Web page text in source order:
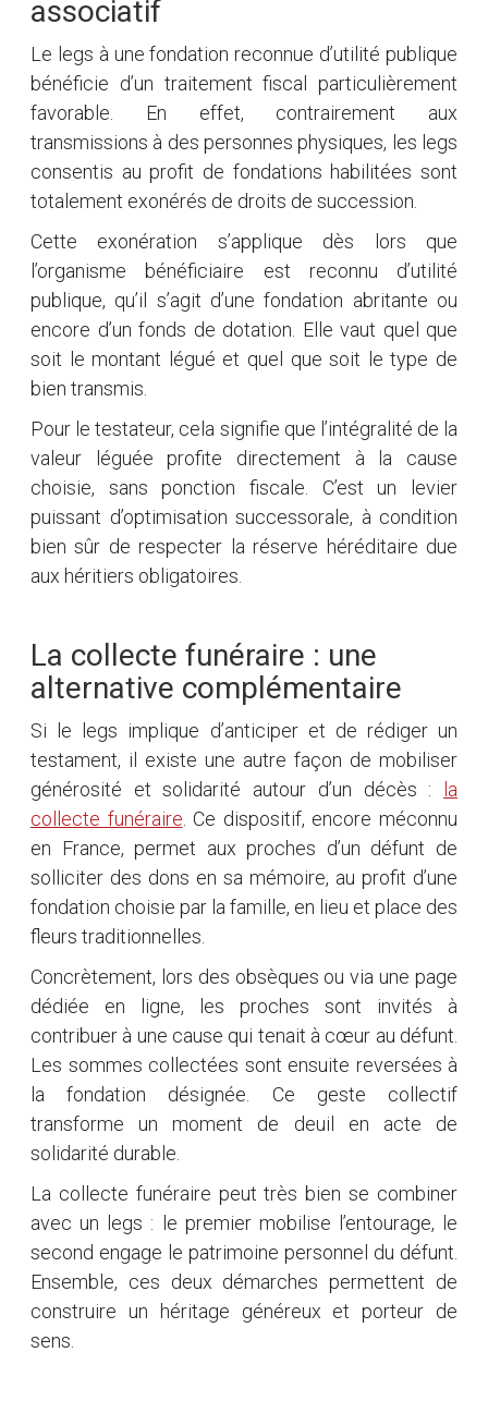
associatif
Le legs à une fondation reconnue d’utilité publique
bénéficie d’un traitement fiscal particulièrement
favorable. En effet, contrairement aux
transmissions à des personnes physiques, les legs
consentis au profit de fondations habilitées sont
totalement exonérés de droits de succession.
Cette exonération s’applique dès lors que
l’organisme bénéficiaire est reconnu d’utilité
publique, qu’il s’agit d’une fondation abritante ou
encore d’un fonds de dotation. Elle vaut quel que
soit le montant légué et quel que soit le type de
bien transmis.
Pour le testateur, cela signifie que l’intégralité de la
valeur léguée profite directement à la cause
choisie, sans ponction fiscale. C’est un levier
puissant d’optimisation successorale, à condition
bien sûr de respecter la réserve héréditaire due
aux héritiers obligatoires.
La collecte funéraire : une
alternative complémentaire
Si le legs implique d’anticiper et de rédiger un
testament, il existe une autre façon de mobiliser
générosité et solidarité autour d’un décès :
la
collecte funéraire . Ce dispositif, encore méconnu
en France, permet aux proches d’un défunt de
solliciter des dons en sa mémoire, au profit d’une
fondation choisie par la famille, en lieu et place des
fleurs traditionnelles.
Concrètement, lors des obsèques ou via une page
dédiée en ligne, les proches sont invités à
contribuer à une cause qui tenait à cœur au défunt.
Les sommes collectées sont ensuite reversées à
la fondation désignée. Ce geste collectif
transforme un moment de deuil en acte de
solidarité durable.
La collecte funéraire peut très bien se combiner
avec un legs : le premier mobilise l’entourage, le
second engage le patrimoine personnel du défunt.
Ensemble, ces deux démarches permettent de
construire un héritage généreux et porteur de
sens.